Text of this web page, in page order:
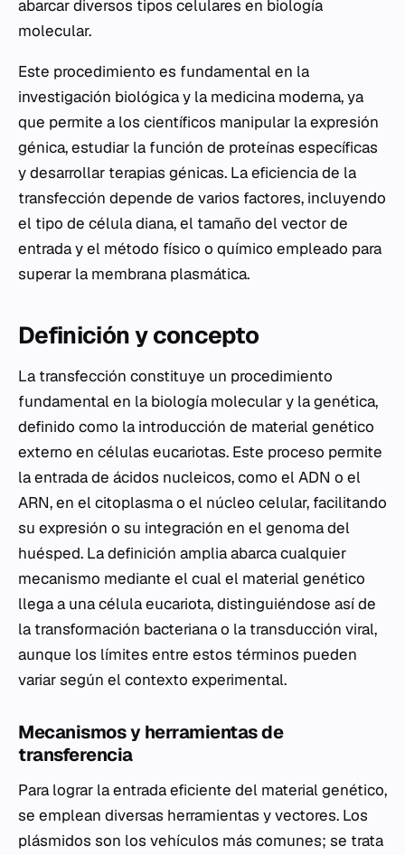
abarcar diversos tipos celulares en biología
molecular.
Este procedimiento es fundamental en la
investigación biológica y la medicina moderna, ya
que permite a los científicos manipular la expresión
génica, estudiar la función de proteínas específicas
y desarrollar terapias génicas. La eficiencia de la
transfección depende de varios factores, incluyendo
el tipo de célula diana, el tamaño del vector de
entrada y el método físico o químico empleado para
superar la membrana plasmática.
Definición y concepto
La transfección constituye un procedimiento
fundamental en la biología molecular y la genética,
definido como la introducción de material genético
externo en células eucariotas. Este proceso permite
la entrada de ácidos nucleicos, como el ADN o el
ARN, en el citoplasma o el núcleo celular, facilitando
su expresión o su integración en el genoma del
huésped. La definición amplia abarca cualquier
mecanismo mediante el cual el material genético
llega a una célula eucariota, distinguiéndose así de
la transformación bacteriana o la transducción viral,
aunque los límites entre estos términos pueden
variar según el contexto experimental.
Mecanismos y herramientas de
transferencia
Para lograr la entrada eficiente del material genético,
se emplean diversas herramientas y vectores. Los
plásmidos son los vehículos más comunes; se trata